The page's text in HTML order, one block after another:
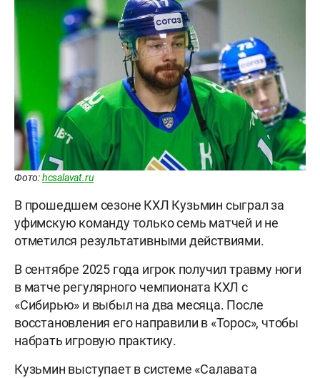
Фото:hcsalavat.ru
В прошедшем сезоне КХЛ Кузьмин сыграл за
уфимскую команду только семь матчей и не
отметился результативными действиями.
В сентябре 2025 года игрок получил травму ноги
в матче регулярного чемпионата КХЛ с
«Сибирью» и выбыл на два месяца. После
восстановления его направили в «Торос», чтобы
набрать игровую практику.
Кузьмин выступает в системе «Салавата